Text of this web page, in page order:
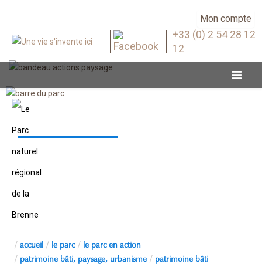
Mon compte
+33 (0) 2 54 28 12
12
accueil le parc le parc en action
patrimoine bâti, paysage, urbanisme patrimoine bâti